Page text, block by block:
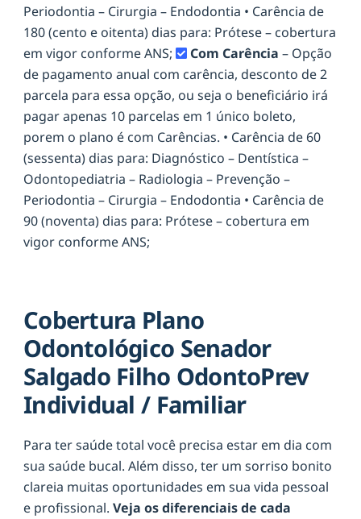
Periodontia – Cirurgia – Endodontia • Carência de
180 (cento e oitenta) dias para: Prótese – cobertura
em vigor conforme ANS;
Com Carência – Opção
de pagamento anual com carência, desconto de 2
parcela para essa opção, ou seja o beneficiário irá
pagar apenas 10 parcelas em 1 único boleto,
porem o plano é com Carências. • Carência de 60
(sessenta) dias para: Diagnóstico – Dentística –
Odontopediatria – Radiologia – Prevenção –
Periodontia – Cirurgia – Endodontia • Carência de
90 (noventa) dias para: Prótese – cobertura em
vigor conforme ANS;
Cobertura Plano
Odontológico Senador
Salgado Filho OdontoPrev
Individual / Familiar
Para ter saúde total você precisa estar em dia com
sua saúde bucal. Além disso, ter um sorriso bonito
clareia muitas oportunidades em sua vida pessoal
e profissional. Veja os diferenciais de cada